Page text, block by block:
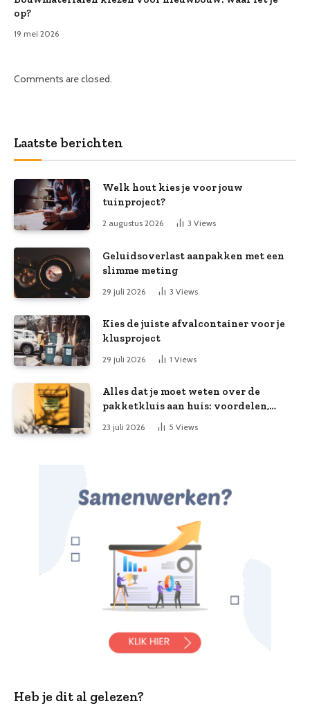
op?
19 mei 2026
Comments are closed.
Laatste berichten
Welk hout kies je voor jouw
tuinproject?
2 augustus 2026 3 Views
Geluidsoverlast aanpakken met een
slimme meting
29 juli 2026 3 Views
Kies de juiste afvalcontainer voor je
klusproject
29 juli 2026 1 Views
Alles dat je moet weten over de
pakketkluis aan huis: voordelen,
kooptips en belang
23 juli 2026 5 Views
Heb je dit al gelezen?